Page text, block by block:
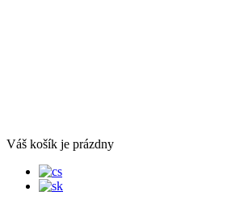
Váš košík je prázdny